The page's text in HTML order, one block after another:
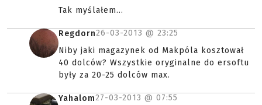
Tak myślałem...
Regdorn26-03-2013 @ 23:25
Niby jaki magazynek od Makpóla kosztował
40 dolców? Wszystkie oryginalne do ersoftu
były za 20-25 dolców max.
Yahalom27-03-2013 @ 07:55